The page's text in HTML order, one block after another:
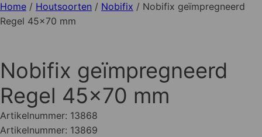
Home / Houtsoorten / Nobifix / Nobifix geïmpregneerd
Regel 45x70 mm
Nobifix geïmpregneerd
Regel 45x70 mm
Artikelnummer: 13868
Artikelnummer: 13869